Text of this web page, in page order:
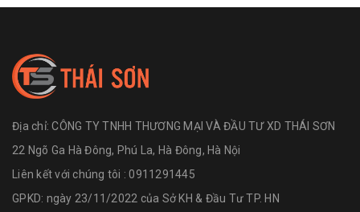
Địa chỉ:CÔNG TY TNHH THƯƠNG MẠI VÀ ĐẦU TƯ XD THÁI SƠN
22 Ngõ Ga Hà Đông, Phú La, Hà Đông, Hà Nội
Liên kết với chúng tôi : 0911291445
GPKD: ngày 23/11/2022 của Sở KH & Đầu Tư TP. HN